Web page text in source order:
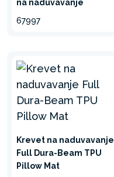
na naduvavanje
67997
Krevet na naduvavanje
Full Dura-Beam TPU
Pillow Mat